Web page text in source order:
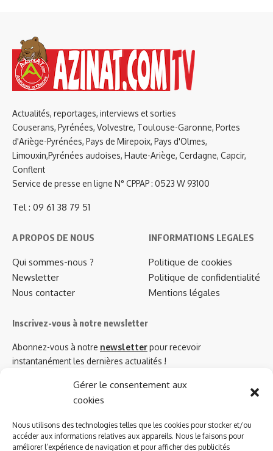
Gérer le consentement aux
cookies
Nous utilisons des technologies telles que les cookies pour stocker et/ou
accéder aux informations relatives aux appareils. Nous le faisons pour
améliorer l’expérience de navigation et pour afficher des publicités
Actualités, reportages, interviews et sorties
Couserans, Pyrénées, Volvestre, Toulouse-Garonne, Portes
d'Ariège-Pyrénées, Pays de Mirepoix, Pays d'Olmes,
Limouxin,Pyrénées audoises, Haute-Ariège, Cerdagne, Capcir,
Conflent
Service de presse en ligne N° CPPAP : 0523 W 93100
Tel : 09 61 38 79 51
A PROPOS DE NOUS
Qui sommes-nous ?
Newsletter
Nous contacter
INFORMATIONS LEGALES
Politique de cookies
Politique de confidentialité
Mentions légales
Inscrivez-vous à notre newsletter
Abonnez-vous à notre newsletterpour recevoir
instantanément les dernières actualités !
Azinat.com TV soutient